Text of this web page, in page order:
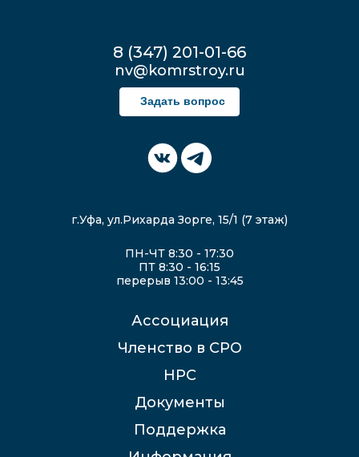
8 (347) 201-01-66
nv@komrstroy.ru
Задать вопрос
г.Уфа, ул.Рихарда Зорге, 15/1 (7 этаж)
ПН-ЧТ 8:30 - 17:30
ПТ 8:30 - 16:15
перерыв 13:00 - 13:45
Ассоциация
Членство в СРО
НРС
Документы
Поддержка